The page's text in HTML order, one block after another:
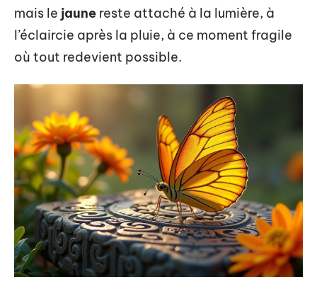
mais le jaune reste attaché à la lumière, à
l’éclaircie après la pluie, à ce moment fragile
où tout redevient possible.